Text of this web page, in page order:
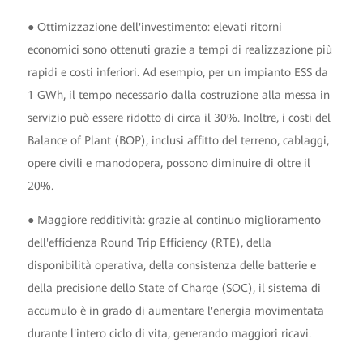
● Ottimizzazione dell'investimento: elevati ritorni
economici sono ottenuti grazie a tempi di realizzazione più
rapidi e costi inferiori. Ad esempio, per un impianto ESS da
1 GWh, il tempo necessario dalla costruzione alla messa in
servizio può essere ridotto di circa il 30%. Inoltre, i costi del
Balance of Plant (BOP), inclusi affitto del terreno, cablaggi,
opere civili e manodopera, possono diminuire di oltre il
20%.
● Maggiore redditività: grazie al continuo miglioramento
dell'efficienza Round Trip Efficiency (RTE), della
disponibilità operativa, della consistenza delle batterie e
della precisione dello State of Charge (SOC), il sistema di
accumulo è in grado di aumentare l'energia movimentata
durante l'intero ciclo di vita, generando maggiori ricavi.